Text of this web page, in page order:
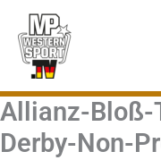
Inhalt
springen
Allianz-Bloß-
Derby-Non-